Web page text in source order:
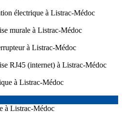
électrique à Listrac-Médoc
murale à Listrac-Médoc
à Listrac-Médoc
RJ45 (internet) à Listrac-Médoc
à Listrac-Médoc
à Listrac-Médoc